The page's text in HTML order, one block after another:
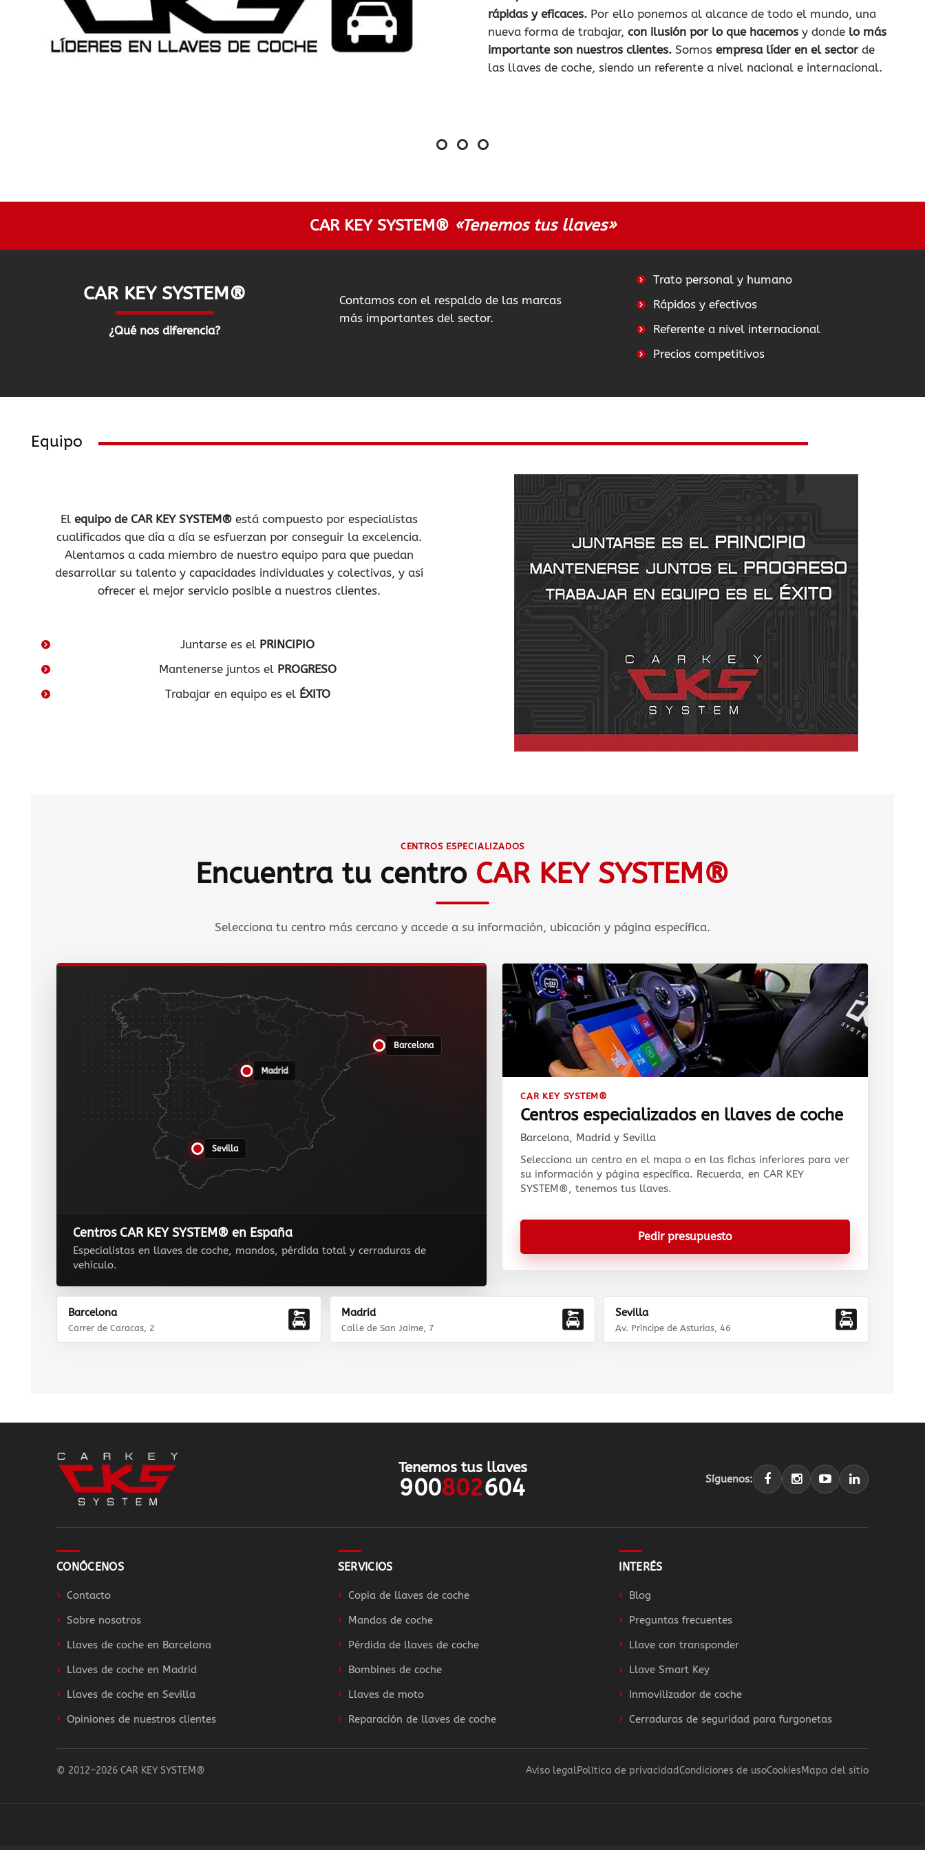
rápidas y eficaces. Por ello ponemos al alcance de todo el mundo, una
nueva forma de trabajar, con ilusión por lo que hacemos y donde lo más
importante son nuestros clientes. Somos empresa líder en el sectorde
las llaves de coche, siendo un referente a nivel nacional e internacional.
CAR KEY SYSTEM® «Tenemos tus llaves»
CAR KEY SYSTEM®
¿Qué nos diferencia?
Contamos con el respaldo de las marcas
más importantes del sector.
Trato personal y humano
Rápidos y efectivos
Referente a nivel internacional
Precios competitivos
Equipo
El equipo de CAR KEY SYSTEM® está compuesto por especialistas
cualificados que día a día se esfuerzan por conseguir la excelencia.
Alentamos a cada miembro de nuestro equipo para que puedan
desarrollar su talento y capacidades individuales y colectivas, y así
ofrecer el mejor servicio posible a nuestros clientes.
Juntarse es el PRINCIPIO
Mantenerse juntos el PROGRESO
Trabajar en equipo es el ÉXITO
CENTROS ESPECIALIZADOS
Encuentra tu centro CAR KEY SYSTEM®
Selecciona tu centro más cercano y accede a su información, ubicación y página específica.
Barcelona
Madrid
Sevilla
Centros CAR KEY SYSTEM® en España
Especialistas en llaves de coche, mandos, pérdida total y cerraduras de
vehículo.
CAR KEY SYSTEM®
Centros especializados en llaves de coche
Barcelona, Madrid y Sevilla
Selecciona un centro en el mapa o en las fichas inferiores para ver
su información y página específica. Recuerda, en CAR KEY
SYSTEM®, tenemos tus llaves.
Pedir presupuesto
Barcelona
Carrer de Caracas, 2
Madrid
Calle de San Jaime, 7
Sevilla
Av. Príncipe de Asturias, 46
Tenemos tus llaves
900802604 Síguenos:
CONÓCENOS
Contacto
Sobre nosotros
Llaves de coche en Barcelona
Llaves de coche en Madrid
Llaves de coche en Sevilla
Opiniones de nuestros clientes
SERVICIOS
Copia de llaves de coche
Mandos de coche
Pérdida de llaves de coche
Bombines de coche
Llaves de moto
Reparación de llaves de coche
INTERÉS
Blog
Preguntas frecuentes
Llave con transponder
Llave Smart Key
Inmovilizador de coche
Cerraduras de seguridad para furgonetas
© 2012–2026 CAR KEY SYSTEM® Aviso legalPolítica de privacidadCondiciones de usoCookiesMapa del sitio